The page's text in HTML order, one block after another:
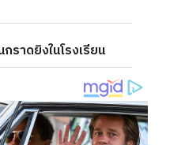
ราดยิงในโรงเรียน